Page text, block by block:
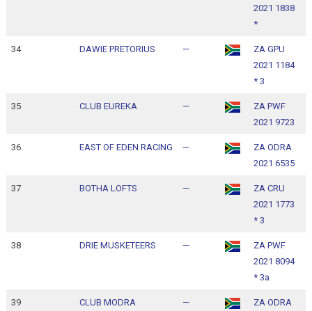
2021 1838
*
34 DAWIE PRETORIUS —
ZA GPU
2021 1184
* 3
35 CLUB EUREKA —
ZA PWF
2021 9723
36 EAST OF EDEN RACING —
ZA ODRA
2021 6535
37 BOTHA LOFTS —
ZA CRU
2021 1773
* 3
38 DRIE MUSKETEERS —
ZA PWF
2021 8094
* 3a
39 CLUB MODRA —
ZA ODRA